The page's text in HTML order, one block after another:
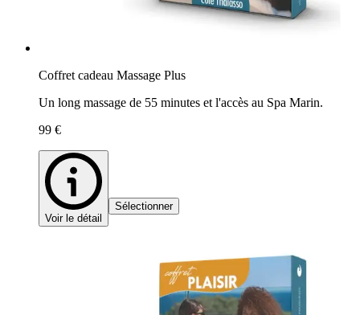
Coffret cadeau Massage Plus
Un long massage de 55 minutes et l'accès au Spa Marin.
99 €
Voir le détail
Sélectionner